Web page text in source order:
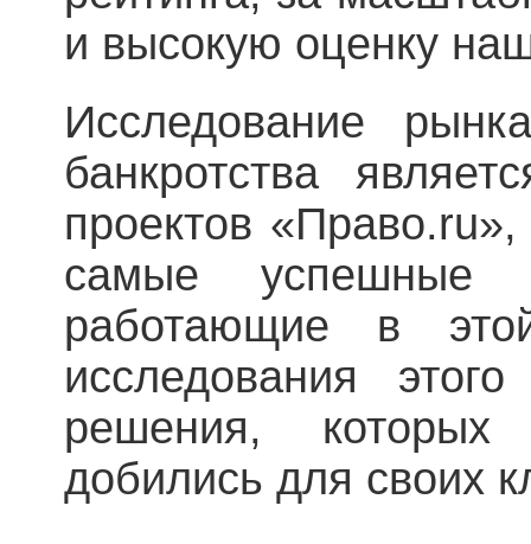
и высокую оценку
Исследование
банкротства
проектов
самые успешные
работающие в
исследования
решения,
добились для своих